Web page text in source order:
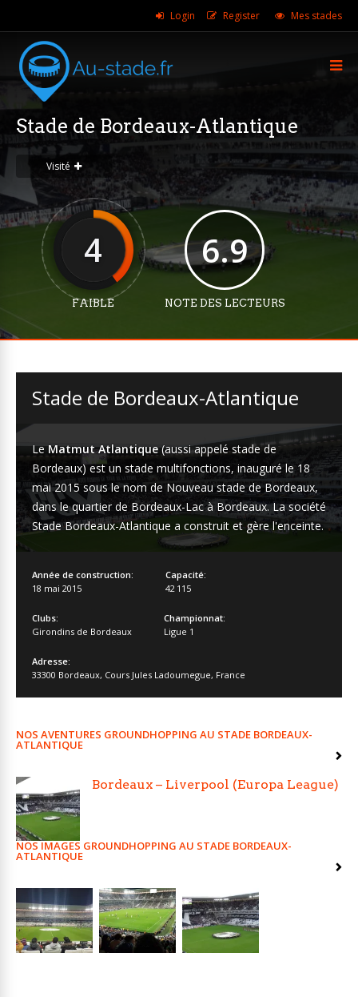
Login Register Mes stades
Stade de Bordeaux-Atlantique
Visité
4
FAIBLE
6.9
NOTE DES LECTEURS
Stade de Bordeaux-Atlantique
LeMatmut Atlantique(aussi appelé stade de
Bordeaux) est un stade multifonctions, inauguré le 18
mai 2015 sous le nom de Nouveau stade de Bordeaux,
dans le quartier de Bordeaux-Lac à Bordeaux. La société
Stade Bordeaux-Atlantique a construit et gère l'enceinte.
Année de construction:
18 mai 2015
Capacité:
42 115
Clubs:
Girondins de Bordeaux
Championnat:
Ligue 1
Adresse:
33300 Bordeaux, Cours Jules Ladoumegue, France
NOS AVENTURES GROUNDHOPPING AU STADE BORDEAUX-
ATLANTIQUE
Bordeaux – Liverpool (Europa League)
NOS IMAGES GROUNDHOPPING AU STADE BORDEAUX-
ATLANTIQUE